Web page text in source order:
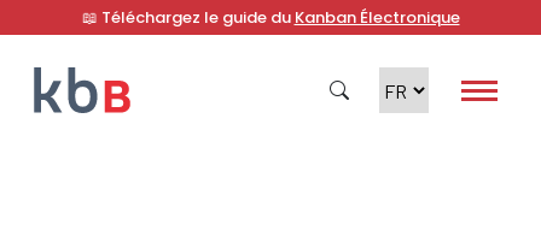
📖 Téléchargez le guide du Kanban Électronique